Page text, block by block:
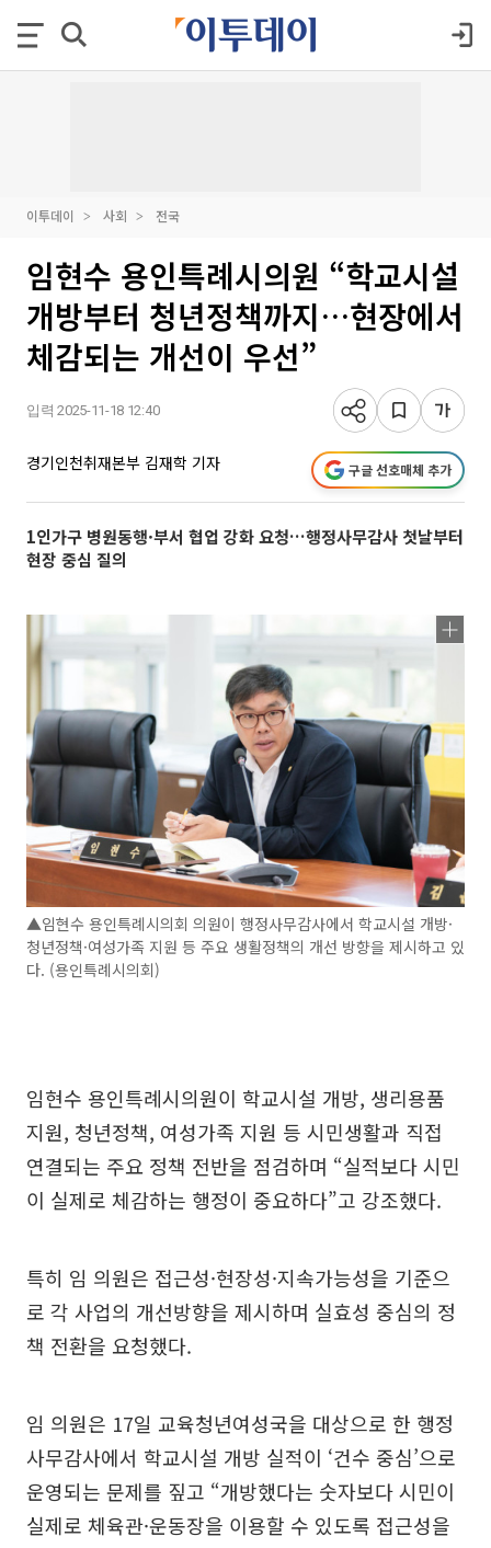
이투데이 사회 전국
임현수 용인특례시의원 “학교시설
개방부터 청년정책까지…현장에서
체감되는 개선이 우선”
입력 2025-11-18 12:40
경기인천취재본부 김재학 기자 구글 선호매체 추가
1인가구 병원동행·부서 협업 강화 요청…행정사무감사 첫날부터
현장 중심 질의
▲임현수 용인특례시의회 의원이 행정사무감사에서 학교시설 개방·
청년정책·여성가족 지원 등 주요 생활정책의 개선 방향을 제시하고 있
다. (용인특례시의회)
임현수 용인특례시의원이 학교시설 개방, 생리용품
지원, 청년정책, 여성가족 지원 등 시민생활과 직접
연결되는 주요 정책 전반을 점검하며 “실적보다 시민
이 실제로 체감하는 행정이 중요하다”고 강조했다.
특히 임 의원은 접근성·현장성·지속가능성을 기준으
로 각 사업의 개선방향을 제시하며 실효성 중심의 정
책 전환을 요청했다.
임 의원은 17일 교육청년여성국을 대상으로 한 행정
사무감사에서 학교시설 개방 실적이 ‘건수 중심’으로
운영되는 문제를 짚고 “개방했다는 숫자보다 시민이
실제로 체육관·운동장을 이용할 수 있도록 접근성을